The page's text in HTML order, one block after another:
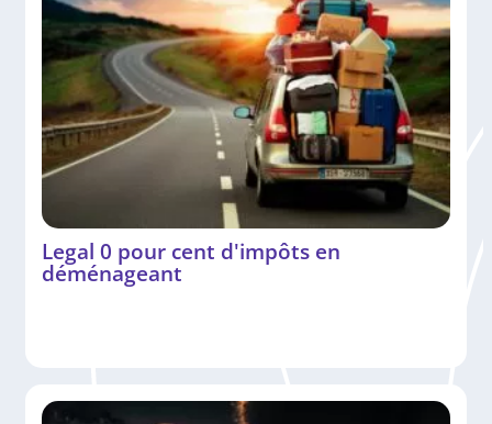
Legal 0 pour cent d'impôts en
déménageant